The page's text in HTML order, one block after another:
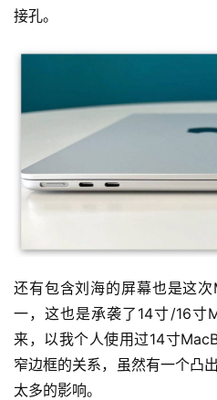
接孔。
还有包含刘海的屏幕也是这
一，这也是承袭了14寸/16寸
来，以我个人使用过14寸
窄边框的关系，虽然有一个凸
太多的影响。